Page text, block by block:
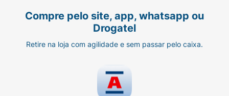
Compre pelo site, app, whatsapp ou
Drogatel
Retire na loja com agilidade e sem passar pelo caixa.